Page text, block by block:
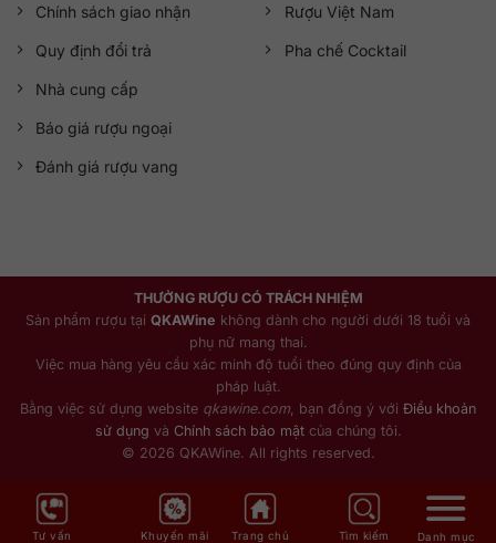
Chính sách giao nhận
Quy định đổi trả
Nhà cung cấp
Báo giá rượu ngoại
Đánh giá rượu vang
Rượu Việt Nam
Pha chế Cocktail
THƯỞNG RƯỢU CÓ TRÁCH NHIỆM
Sản phẩm rượu tại QKAWine không dành cho người dưới 18 tuổi và
phụ nữ mang thai.
Việc mua hàng yêu cầu xác minh độ tuổi theo đúng quy định của
pháp luật.
Bằng việc sử dụng website qkawine.com , bạn đồng ý với Điều khoản
sử dụng và Chính sách bảo mậtcủa chúng tôi.
© 2026 QKAWine. All rights reserved.
Tư vấn Khuyến mãi Trang chủ Tìm kiếm Danh mục